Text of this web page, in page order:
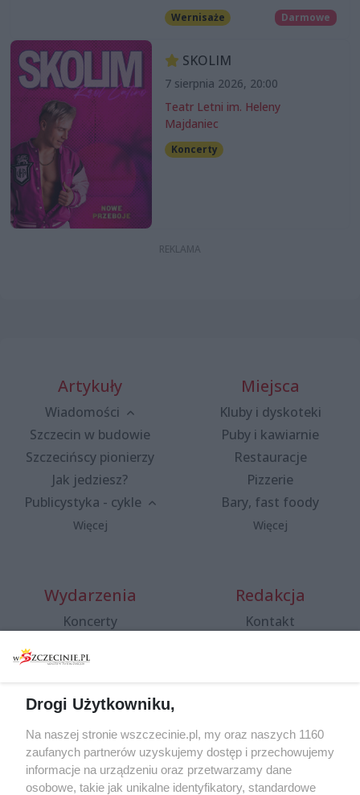
Wernisaże Darmowe
SKOLIM
7 sierpnia 2026, 20:00
Teatr Letni im. Heleny
Majdaniec
Koncerty
Artykuły
Wiadomości
Szczecin w budowie
Szczecińscy pionierzy
Jak jedziesz?
Publicystyka - cykle
Więcej
Miejsca
Kluby i dyskoteki
Puby i kawiarnie
Restauracje
Pizzerie
Bary, fast foody
Więcej
Wydarzenia
Koncerty
Spacery i oprowadzania
targi
Wernisaże
Więcej
Redakcja
Kontakt
Specjalny koncert z okazji
20. urodzin portalu
wSzczecinie.pl
Drogi Użytkowniku,
Na naszej stronie wszczecinie.pl, my oraz naszych 1160
zaufanych partnerów uzyskujemy dostęp i przechowujemy
informacje na urządzeniu oraz przetwarzamy dane
osobowe, takie jak unikalne identyfikatory, standardowe